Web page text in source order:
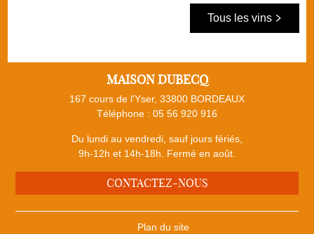
Tous les vins
MAISON DUBECQ
167 cours de l'Yser, 33800 BORDEAUX
Téléphone : 05 56 920 916
Du lundi au vendredi, sauf jours fériés,
9h-12h et 14h-18h. Fermé en août.
CONTACTEZ-NOUS
Plan du site